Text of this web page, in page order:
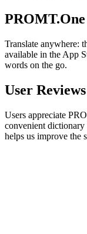
Translate anywhere:
available in the App
words on the go.
User Reviews
Users appreciate
convenient dictionary
helps us improve the